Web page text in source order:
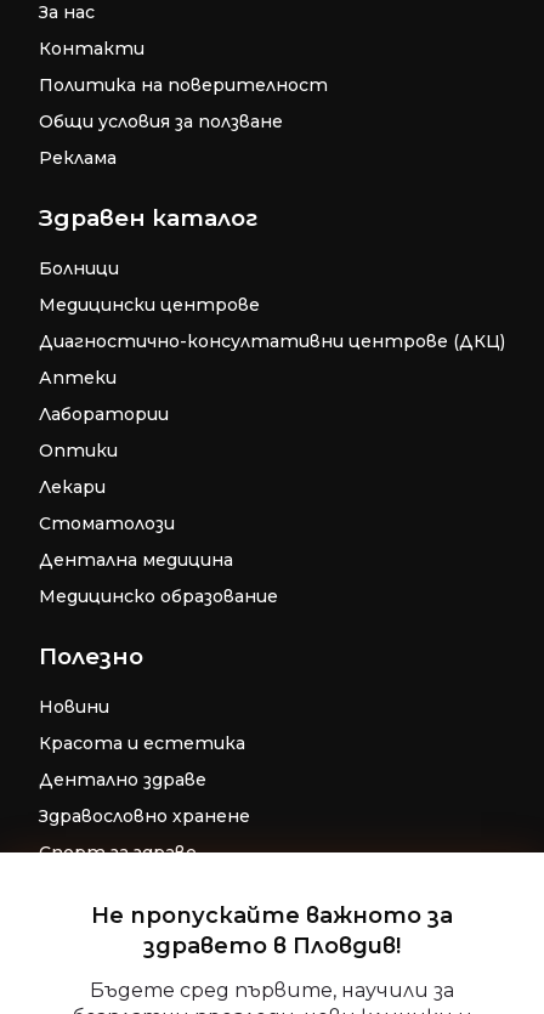
Управление на съгласие
За да осигурим най-добрите изживявания, ние използваме
Не пропускайте важното за
здравето в Пловдив!
Бъдете сред първите, научили за
За нас
Контакти
Политика на поверителност
Общи условия за ползване
Реклама
Здравен каталог
Болници
Медицински центрове
Диагностично-консултативни центрове (ДКЦ)
Аптеки
Лаборатории
Оптики
Лекари
Стоматолози
Дентална медицина
Медицинско образование
Полезно
Новини
Красота и естетика
Дентално здраве
Здравословно хранене
Спорт за здраве
Репродуктивно здраве
Детско здраве